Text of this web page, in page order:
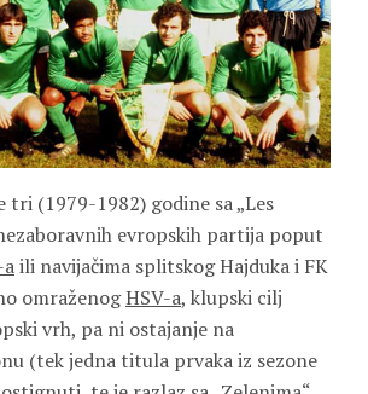
tri (1979-1982) godine sa „Les
evropskih partija poput
ili navijačima splitskog Hajduka i FK
omraženogHSV-a, klupski cilj
vrh, pa ni ostajanje na
(tek jedna titula prvaka iz sezone